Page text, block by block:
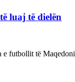
luaj të dielën
e futbollit të